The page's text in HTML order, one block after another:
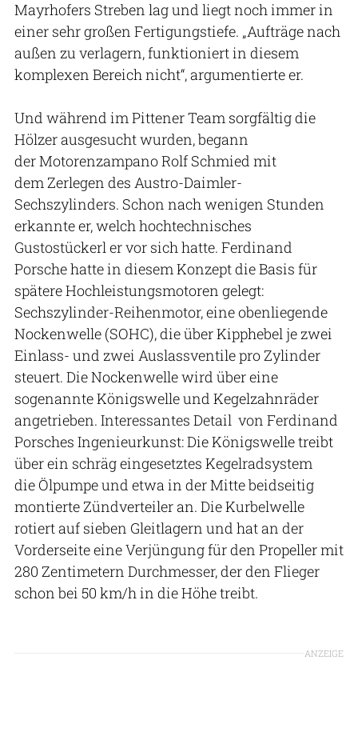
Mayrhofers Streben lag und liegt noch immer in
einer sehr großen Fertigungstiefe. „Aufträge nach
außen zu verlagern, funktioniert in diesem
komplexen Bereich nicht“, argumentierte er.
Und während im Pittener Team sorgfältig die
Hölzer ausgesucht wurden, begann
der Motorenzampano Rolf Schmied mit
dem Zerlegen des Austro-Daimler-
Sechszylinders. Schon nach wenigen Stunden
erkannte er, welch hochtechnisches
Gustostückerl er vor sich hatte. Ferdinand
Porsche hatte in diesem Konzept die Basis für
spätere Hochleistungsmotoren gelegt:
Sechszylinder-Reihenmotor, eine obenliegende
Nockenwelle (SOHC), die über Kipphebel je zwei
Einlass- und zwei Auslassventile pro Zylinder
steuert. Die Nockenwelle wird über eine
sogenannte Königswelle und Kegelzahnräder
angetrieben. Interessantes Detail von Ferdinand
Porsches Ingenieurkunst: Die Königswelle treibt
über ein schräg eingesetztes Kegelradsystem
die Ölpumpe und etwa in der Mitte beidseitig
montierte Zündverteiler an. Die Kurbelwelle
rotiert auf sieben Gleitlagern und hat an der
Vorderseite eine Verjüngung für den Propeller mit
280 Zentimetern Durchmesser, der den Flieger
schon bei 50 km/h in die Höhe treibt.
ANZEIGE